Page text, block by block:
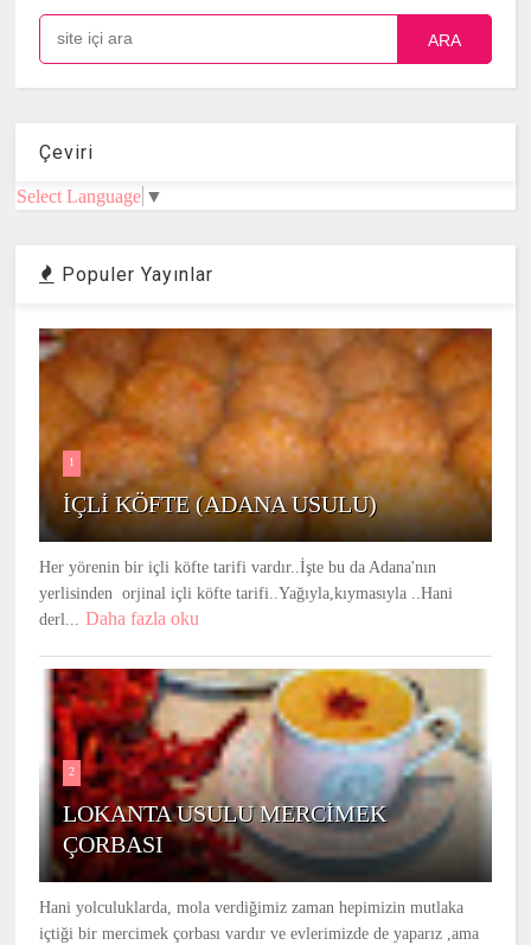
ARA
Çeviri
Select Language ▼
Populer Yayınlar
1
İÇLİ KÖFTE (ADANA USULU)
Her yörenin bir içli köfte tarifi vardır..İşte bu da Adana'nın
yerlisinden orjinal içli köfte tarifi..Yağıyla,kıymasıyla ..Hani
derl... Daha fazla oku
2
LOKANTA USULU MERCİMEK
ÇORBASI
Hani yolculuklarda, mola verdiğimiz zaman hepimizin mutlaka
içtiği bir mercimek çorbası vardır ve evlerimizde de yaparız ,ama